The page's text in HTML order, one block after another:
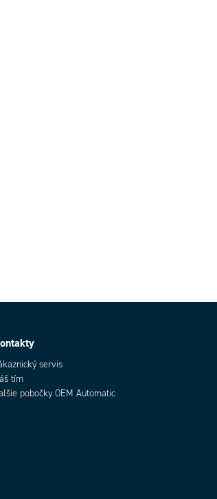
servis
tím
pobočky OEM Automatic